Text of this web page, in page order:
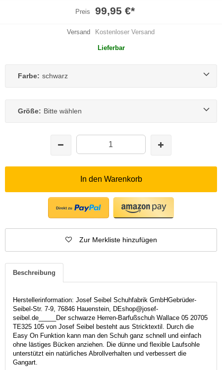
Preis 99,95 €*
Versand Kostenloser Versand
Lieferbar
Farbe: schwarz
Größe: Bitte wählen
In den Warenkorb
Zur Merkliste hinzufügen
Beschreibung
Herstellerinformation: Josef Seibel Schuhfabrik GmbHGebrüder-
Seibel-Str. 7-9, 76846 Hauenstein, DEshop@josef-
seibel.de_____Der schwarze Herren-Barfußschuh Wallace 05 20705
TE325 105 von Josef Seibel besteht aus Stricktextil. Durch die
Easy On Funktion kann man den Schuh ganz schnell und einfach
ohne lästiges Bücken anziehen. Die dünne und flexible Laufsohle
unterstützt ein natürliches Abrollverhalten und verbessert die
Gangart.